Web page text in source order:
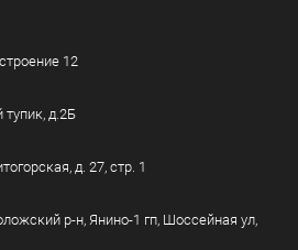
12
тупик, д.2Б
д. 27, стр. 1
р-н, Янино-1 гп, Шоссейная ул,